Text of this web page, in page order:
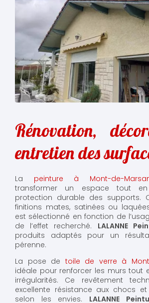
Rénovation,
entretien des
La peinture à Mont-de-
transformer un espace tout
protection durable des supports.
finitions mates, satinées ou
est sélectionné en fonction de
de l’effet recherché. LALANNE
produits adaptés pour un
pérenne.
La pose de toile de verre à
idéale pour renforcer les murs tout
irrégularités. Ce revêtement
excellente résistance aux chocs
selon les envies. LALANNE